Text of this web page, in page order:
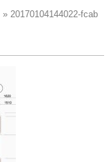
» 20170104144022-fcab